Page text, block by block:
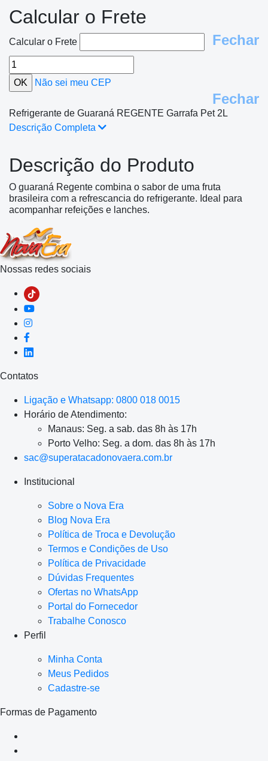
Calcular o Frete
Fechar
Calcular o Frete
Não sei meu CEP
Fechar
Refrigerante de Guaraná REGENTE Garrafa Pet 2L
Descrição Completa
Descrição do Produto
O guaraná Regente combina o sabor de uma fruta
brasileira com a refrescancia do refrigerante. Ideal para
acompanhar refeições e lanches.
Nossas redes sociais
Contatos
Ligação e Whatsapp: 0800 018 0015
Horário de Atendimento:
Manaus: Seg. a sab. das 8h às 17h
Porto Velho: Seg. a dom. das 8h às 17h
sac@superatacadonovaera.com.br
Institucional
Sobre o Nova Era
Blog Nova Era
Política de Troca e Devolução
Termos e Condições de Uso
Política de Privacidade
Dúvidas Frequentes
Ofertas no WhatsApp
Portal do Fornecedor
Trabalhe Conosco
Perfil
Minha Conta
Meus Pedidos
Cadastre-se
Formas de Pagamento